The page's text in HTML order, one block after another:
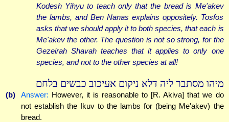
Kodesh Yihyu to teach only that the bread is Me'akev
the lambs, and Ben Nanas explains oppositely. Tosfos
asks that we should apply it to both species, that each is
Me'akev the other. The question is not so strong, for the
Gezeirah Shavah teaches that it applies to only one
species, and not to the other species at all!
מיהו מסתבר ליה דלא ניקום אעיכוב כבשים בלחם
(b) Answer: However, it is reasonable to [R. Akiva] that we do
not establish the Ikuv to the lambs for (being Me'akev) the
bread.